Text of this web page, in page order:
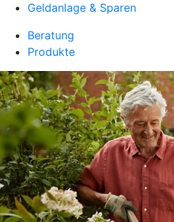
Geldanlage & Sparen
Beratung
Produkte